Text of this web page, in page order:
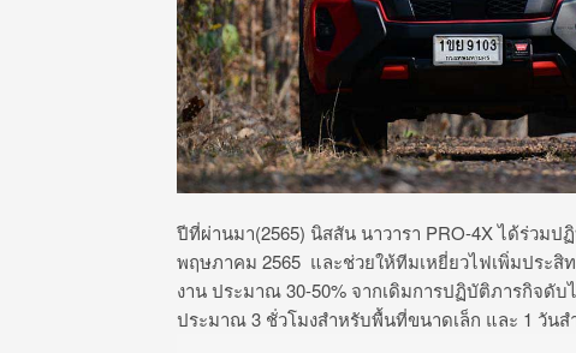
ปีที่ผ่านมา(2565) นิสสัน นาวารา PRO-4Xได้ร่วมป
พฤษภาคม 2565 และช่วยให้ทีมเหยี่ยวไฟเพิ่มประสิ
งานประมาณ30-50% จากเดิมการปฏิบัติภารกิจดับ
ประมาณ3 ชั่วโมงสำหรับพื้นที่ขนาดเล็ก และ 1 วัน